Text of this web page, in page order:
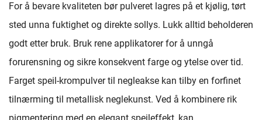
For å bevare kvaliteten bør pulveret lagres på et kjølig, tørt
sted unna fuktighet og direkte sollys. Lukk alltid beholderen
godt etter bruk. Bruk rene applikatorer for å unngå
forurensning og sikre konsekvent farge og ytelse over tid.
Farget speil-krompulver til negleakse kan tilby en forfinet
tilnærming til metallisk neglekunst. Ved å kombinere rik